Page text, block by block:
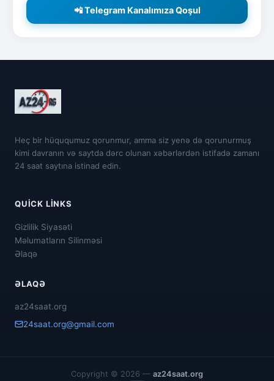
📲 Telegram Kanalımıza Qoşul
Heç bir hüququmuz qorunmur, amma siz yenə də qorunurmuş
kimi davranın və saytda dərc olunan xəbərlərdən istifadə zamanı
24 saat saytına istinad edin.
QUICK LINKS
Gizlilik Siyasəti
Məlumatların Silinməsi
Əlaqə
ƏLAQƏ
az24saat.org
24saat.org@gmail.com
Copyright © 2026 — az24saat.org